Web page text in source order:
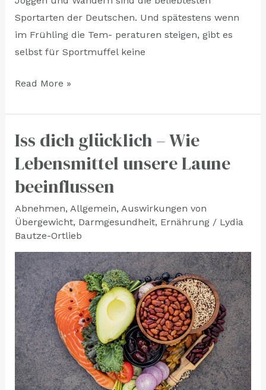
Sportarten der Deutschen. Und spätestens wenn
im Frühling die Tem- peraturen steigen, gibt es
selbst für Sportmuffel keine
Read More »
Iss dich glücklich – Wie
Lebensmittel unsere Laune
beeinflussen
Abnehmen, Allgemein, Auswirkungen von
Übergewicht, Darmgesundheit, Ernährung/ Lydia
Bautze-Ortlieb
Iss
glücklich
–
Wie
Lebensmittel
unsere
Laune
beeinflussen